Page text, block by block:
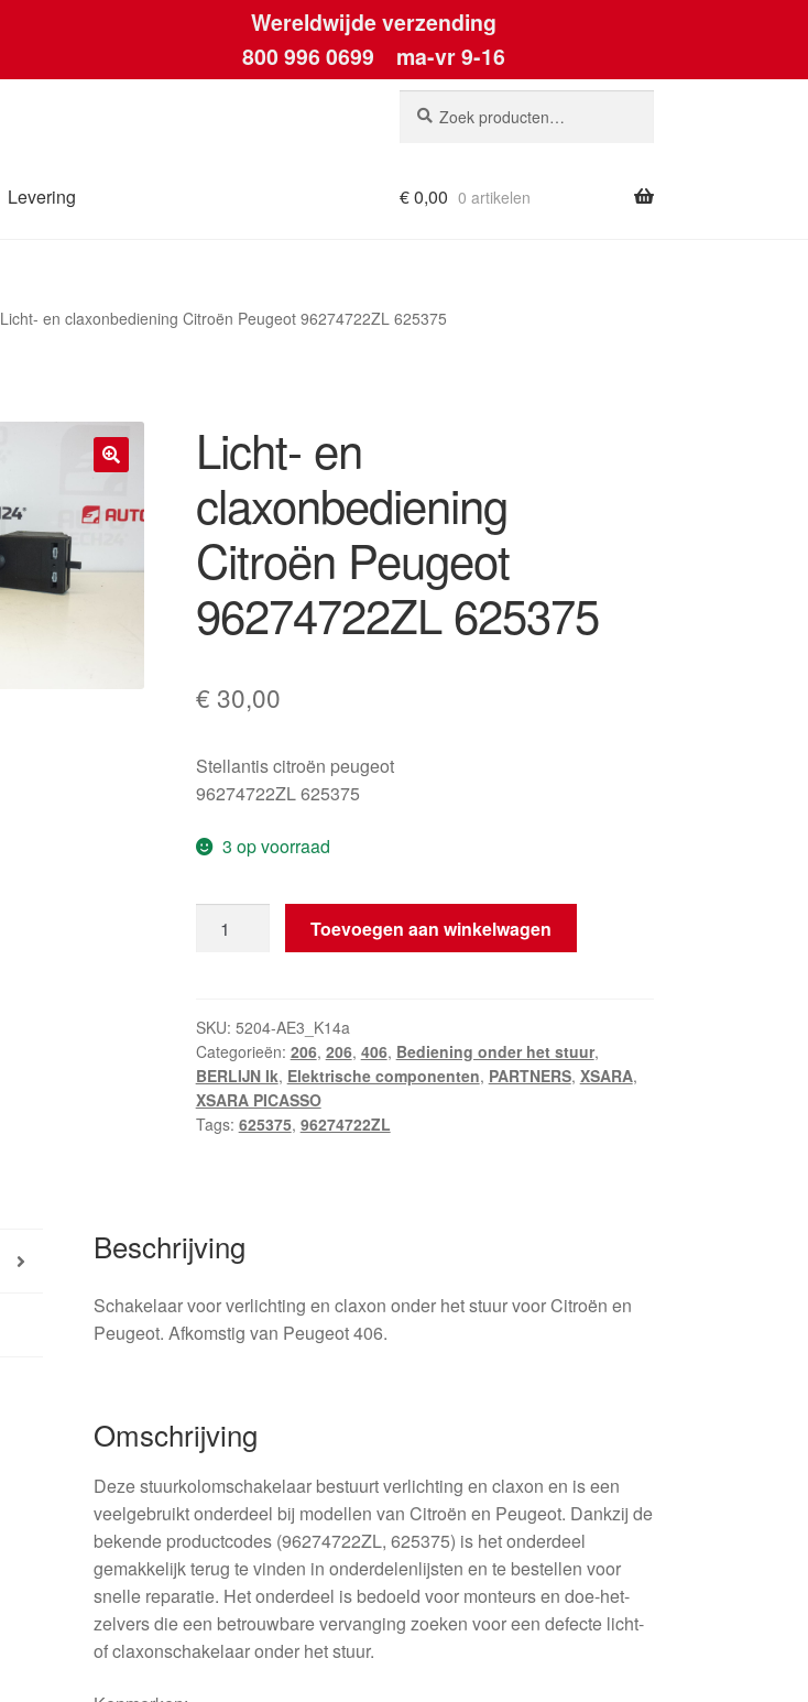
Wereldwijde verzending
800 996 0699 ma-vr 9-16
naar:
Levering €0,00 0 artikelen
Licht- en claxonbediening Citroën Peugeot 96274722ZL 625375
Licht- en
claxonbediening
Citroën Peugeot
96274722ZL 625375
€ 30,00
Stellantis citroën peugeot
96274722ZL 625375
3 op voorraad
Peugeot
96274722ZL
625375
hoeveelheid
Toevoegen aan winkelwagen
SKU: 5204-AE3_K14a
Categorieën: 206, 206, 406, Bediening onder het stuur,
BERLIJN Ik, Elektrische componenten, PARTNERS, XSARA,
XSARA PICASSO
Tags: 625375, 96274722ZL
Beschrijving
Schakelaar voor verlichting en claxon onder het stuur voor Citroën en
Peugeot. Afkomstig van Peugeot 406.
Omschrijving
Deze stuurkolomschakelaar bestuurt verlichting en claxon en is een
veelgebruikt onderdeel bij modellen van Citroën en Peugeot. Dankzij de
bekende productcodes (96274722ZL, 625375) is het onderdeel
gemakkelijk terug te vinden in onderdelenlijsten en te bestellen voor
snelle reparatie. Het onderdeel is bedoeld voor monteurs en doe-het-
zelvers die een betrouwbare vervanging zoeken voor een defecte licht-
of claxonschakelaar onder het stuur.